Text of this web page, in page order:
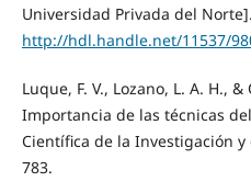
Universidad Privada del Norte].
http://hdl.handle.net/11537/
Luque, F. V., Lozano, L. A. H., &
Importancia de las técnicas
Científica de la Investigación y
783.